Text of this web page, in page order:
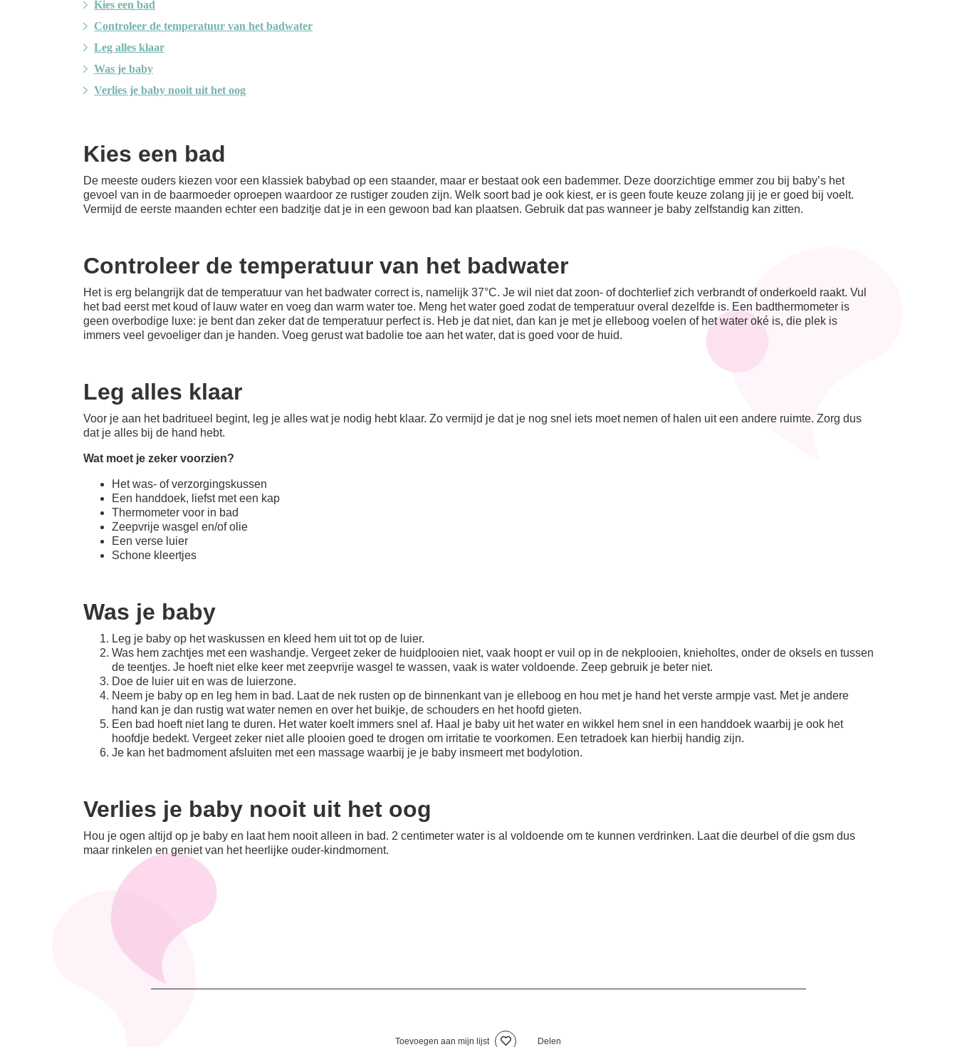
Kies een bad
Controleer de temperatuur van het badwater
Leg alles klaar
Was je baby
Verlies je baby nooit uit het oog
Kies een bad
De meeste ouders kiezen voor een klassiek babybad op een staander, maar er bestaat ook een bademmer. Deze doorzichtige emmer zou bij baby’s het
gevoel van in de baarmoeder oproepen waardoor ze rustiger zouden zijn. Welk soort bad je ook kiest, er is geen foute keuze zolang jij je er goed bij voelt.
Vermijd de eerste maanden echter een badzitje dat je in een gewoon bad kan plaatsen. Gebruik dat pas wanneer je baby zelfstandig kan zitten.
Controleer de temperatuur van het badwater
Het is erg belangrijk dat de temperatuur van het badwater correct is, namelijk 37°C. Je wil niet dat zoon- of dochterlief zich verbrandt of onderkoeld raakt. Vul
het bad eerst met koud of lauw water en voeg dan warm water toe. Meng het water goed zodat de temperatuur overal dezelfde is. Een badthermometer is
geen overbodige luxe: je bent dan zeker dat de temperatuur perfect is. Heb je dat niet, dan kan je met je elleboog voelen of het water oké is, die plek is
immers veel gevoeliger dan je handen. Voeg gerust wat badolie toe aan het water, dat is goed voor de huid.
Leg alles klaar
Voor je aan het badritueel begint, leg je alles wat je nodig hebt klaar. Zo vermijd je dat je nog snel iets moet nemen of halen uit een andere ruimte. Zorg dus
dat je alles bij de hand hebt.
Wat moet je zeker voorzien?
Het was- of verzorgingskussen
Een handdoek, liefst met een kap
Thermometer voor in bad
Zeepvrije wasgel en/of olie
Een verse luier
Schone kleertjes
Was je baby
Leg je baby op het waskussen en kleed hem uit tot op de luier.
Was hem zachtjes met een washandje. Vergeet zeker de huidplooien niet, vaak hoopt er vuil op in de nekplooien, knieholtes, onder de oksels en tussen
de teentjes. Je hoeft niet elke keer met zeepvrije wasgel te wassen, vaak is water voldoende. Zeep gebruik je beter niet.
Doe de luier uit en was de luierzone.
Neem je baby op en leg hem in bad. Laat de nek rusten op de binnenkant van je elleboog en hou met je hand het verste armpje vast. Met je andere
hand kan je dan rustig wat water nemen en over het buikje, de schouders en het hoofd gieten.
Een bad hoeft niet lang te duren. Het water koelt immers snel af. Haal je baby uit het water en wikkel hem snel in een handdoek waarbij je ook het
hoofdje bedekt. Vergeet zeker niet alle plooien goed te drogen om irritatie te voorkomen. Een tetradoek kan hierbij handig zijn.
Je kan het badmoment afsluiten met een massage waarbij je je baby insmeert met bodylotion.
Verlies je baby nooit uit het oog
Hou je ogen altijd op je baby en laat hem nooit alleen in bad. 2 centimeter water is al voldoende om te kunnen verdrinken. Laat die deurbel of die gsm dus
maar rinkelen en geniet van het heerlijke ouder-kindmoment.
Toevoegen aan mijn lijst Delen